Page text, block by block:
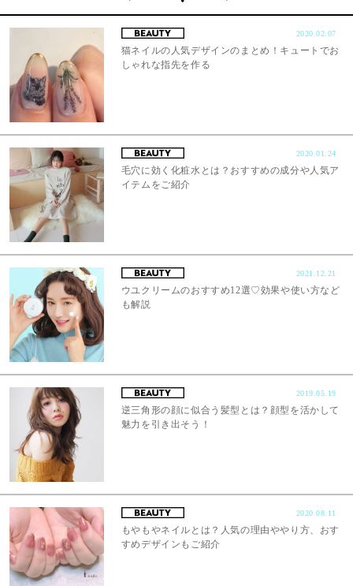
2020.02.07
猫ネイルの人気デザインのまとめ！キュートでお
しゃれな指先を作る
2020.01.24
毛穴に効く化粧水とは？おすすめの成分や人気ア
イテムをご紹介
2021.12.21
ウユクリームのおすすめ12選♡効果や使い方など
も解説
2019.05.19
逆三角形の顔に似合う髪型とは？顔型を活かして
魅力を引き出そう！
2020.08.11
もやもやネイルとは？人気の理由ややり方、おす
すめデザインもご紹介